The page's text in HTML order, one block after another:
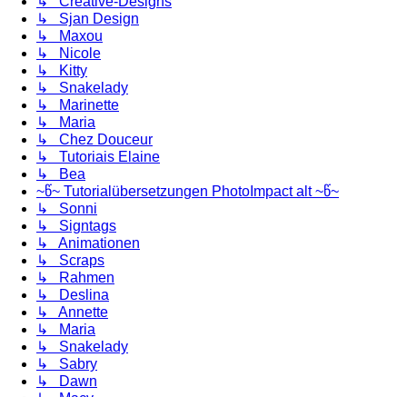
↳ Sjan Design
↳ Maxou
↳ Nicole
↳ Kitty
↳ Snakelady
↳ Marinette
↳ Maria
↳ Chez Douceur
↳ Tutoriais Elaine
↳ Bea
~წ~ Tutorialübersetzungen PhotoImpact alt ~წ~
↳ Sonni
↳ Signtags
↳ Animationen
↳ Scraps
↳ Rahmen
↳ Deslina
↳ Annette
↳ Maria
↳ Snakelady
↳ Sabry
↳ Dawn